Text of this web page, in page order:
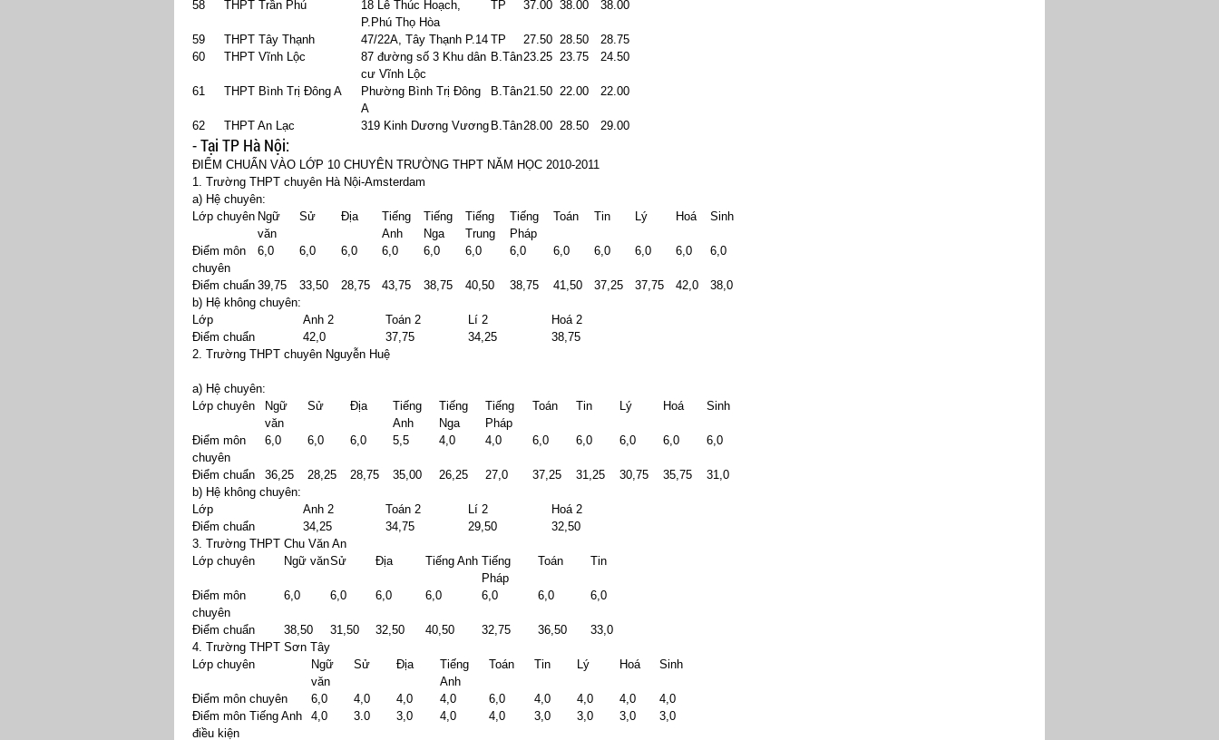
58 THPT Trần Phú
18 Lê Thúc Hoạch,
P.Phú Thọ Hòa
TP 37.00 38.00 38.00
59 THPT Tây Thạnh 47/22A, Tây Thạnh P.14 TP 27.50 28.50
28.75
60
THPT Vĩnh Lộc
87 đường số 3 Khu dân
cư Vĩnh Lộc
B.Tân23.25 23.75 24.50
61 THPT Bình Trị Đông A
Phường Bình Trị Đông
A
B.Tân21.50 22.00 22.00
62 THPT An Lạc 319 Kinh Dương Vương B.Tân28.00 28.50 29.00
- Tại TP Hà Nội:
ĐIỂM CHUẨN VÀO LỚP 10 CHUYÊN TRƯỜNG THPT NĂM HỌC 2010-2011
1. Trường THPT chuyên Hà Nội-Amsterdam
a) Hệ chuyên:
Lớp chuyên Ngữ
văn
Sử Địa
Tiếng
Anh
Tiếng
Nga
Tiếng
Trung
Tiếng
Pháp
Toán Tin Lý Hoá Sinh
Điểm môn
chuyên
6,0 6,0 6,0 6,0 6,0 6,0 6,0 6,0 6,0 6,0 6,0 6,0
Điểm chuẩn 39,75 33,50 28,75 43,75 38,75 40,50 38,75 41,50 37,25 37,75 42,0
38,0
b) Hệ không chuyên:
Lớp
Anh 2 Toán 2 Lí 2
Hoá 2
Điểm chuẩn
42,0 37,75 34,25
38,75
2. Trường THPT chuyên Nguyễn Huệ
a) Hệ chuyên:
Lớp chuyên
Ngữ
văn
Sử Địa
Tiếng
Anh
Tiếng
Nga
Tiếng
Pháp
Toán Tin Lý Hoá Sinh
Điểm môn
chuyên
6,0 6,0 6,0 5,5 4,0 4,0 6,0 6,0 6,0 6,0 6,0
Điểm chuẩn 36,25 28,25 28,75 35,00 26,25 27,0 37,25 31,25 30,75 35,75
31,0
b) Hệ không chuyên:
Lớp
Anh 2 Toán 2 Lí 2
Hoá 2
Điểm chuẩn
34,25 34,75 29,50
32,50
3. Trường THPT Chu Văn An
Lớp chuyên
Ngữ vănSử Địa Tiếng Anh Tiếng
Pháp
Toán Tin
Điểm môn
chuyên
6,0 6,0 6,0 6,0 6,0 6,0 6,0
Điểm chuẩn 38,50 31,50 32,50 40,50 32,75 36,50
33,0
4. Trường THPT Sơn Tây
Lớp chuyên
Ngữ
văn
Sử Địa
Tiếng
Anh
Toán Tin Lý Hoá Sinh
Điểm môn chuyên 6,0 4,0 4,0 4,0 6,0 4,0 4,0 4,0
4,0
Điểm môn Tiếng Anh
điều kiện
4,0 3.0 3,0 4,0 4,0 3,0 3,0 3,0 3,0